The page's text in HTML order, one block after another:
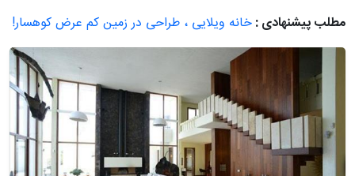
مطلب پیشنهادی :خانه ویلایی ، طراحی در زمین کم عرض کوهسار!